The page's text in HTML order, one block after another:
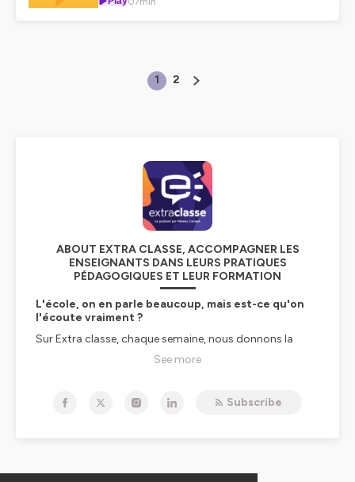
1 2
ABOUT EXTRA CLASSE, ACCOMPAGNER LES
ENSEIGNANTS DANS LEURS PRATIQUES
PÉDAGOGIQUES ET LEUR FORMATION
L'école, on en parle beaucoup, mais est-ce qu'on
l'écoute vraiment ?
Sur Extra classe, chaque semaine, nous donnons la
parole à des enseignants et enseignantes comme vous
en maternelle, élémentaire, collège, lycée, lycée pro, qui
éducative.
Chaque mercredi, des profs, des acteurs de la
See more
Subscribe